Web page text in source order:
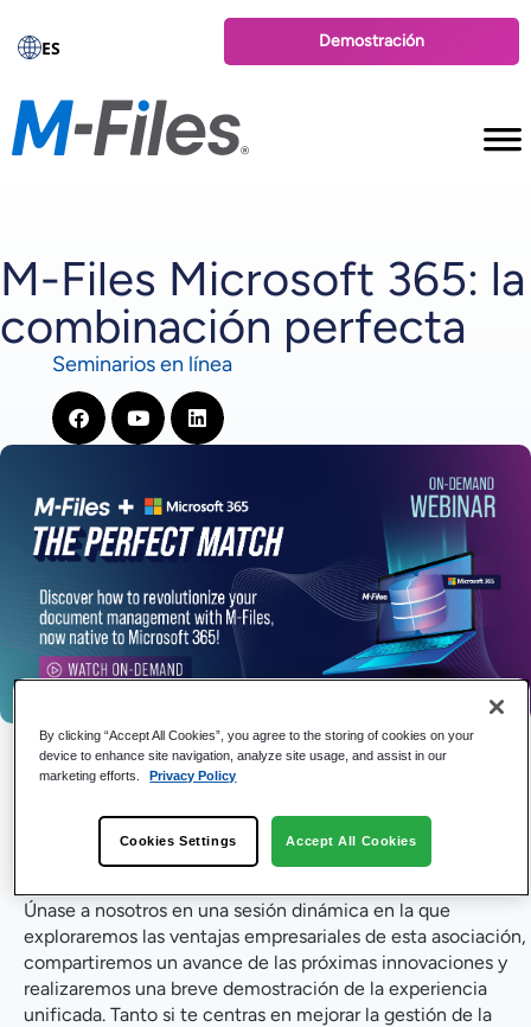
ES Demostración
M-Files Microsoft 365: la
combinación perfecta
Seminarios en línea
Fecha del evento: A petición
Microsoft, lo que convirtió a M-Files en M-Files primer
proveedor de gestión documental en almacenar contenido
de forma nativa en Microsoft 365.
Únase a nosotros en una sesión dinámica en la que
exploraremos las ventajas empresariales de esta asociación,
compartiremos un avance de las próximas innovaciones y
realizaremos una breve demostración de la experiencia
unificada. Tanto si te centras en mejorar la gestión de la
By clicking “Accept All Cookies”, you agree to the storing of cookies on your
device to enhance site navigation, analyze site usage, and assist in our
marketing efforts.
Privacy Policy
Cookies Settings Accept All Cookies